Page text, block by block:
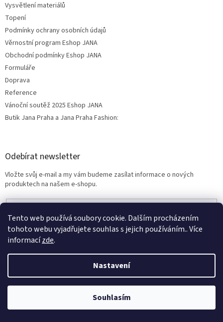
Tento web používá soubory cookie. Dalším procházením
tohoto webu vyjadřujete souhlas s jejich používáním.. Více
informacízde.
Nastavení
Souhlasím
nastavená Věrnostní sleva 3% - 10% na Všechny Vaše další nákupy. Čím
víc nakoupíte, tím větší slevu můžete získat. Vaše objednávky se sčítají.
Využít můžete i "Slevové kody" nebo DOPRAVU ZDARMA. Přejeme
příjemný nákup u nás Jana Kotasová Komárková a kolektiv pracovníků
Vysvětlení materiálů
Topení
Podmínky ochrany osobních údajů
Věrnostní program Eshop JANA
Obchodní podmínky Eshop JANA
Formuláře
Doprava
Reference
Vánoční soutěž 2025 Eshop JANA
Butik Jana Praha a Jana Praha Fashion:
Odebírat newsletter
Vložte svůj e-mail a my vám budeme zasílat informace o nových
produktech na našem e-shopu.
Vložením e-mailu souhlasíte spodmínkami ochrany osobních údajů
PŘIHLÁSIT SE